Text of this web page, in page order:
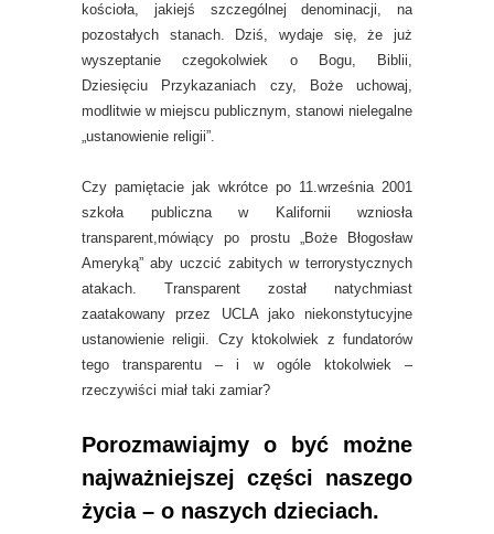
kościoła, jakiejś szczególnej denominacji, na
pozostałych stanach. Dziś, wydaje się, że już
wyszeptanie czegokolwiek o Bogu, Biblii,
Dziesięciu Przykazaniach czy, Boże uchowaj,
modlitwie w miejscu publicznym, stanowi nielegalne
„ustanowienie religii”.
Czy pamiętacie jak wkrótce po 11.września 2001
szkoła publiczna w Kalifornii wzniosła
transparent,mówiący po prostu „Boże Błogosław
Ameryką” aby uczcić zabitych w terrorystycznych
atakach. Transparent został natychmiast
zaatakowany przez UCLA jako niekonstytucyjne
ustanowienie religii. Czy ktokolwiek z fundatorów
tego transparentu – i w ogóle ktokolwiek –
rzeczywiści miał taki zamiar?
Porozmawiajmy o być możne
najważniejszej części naszego
życia – o naszych dzieciach.